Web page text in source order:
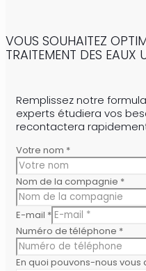
VOUS SOUHAITEZ
TRAITEMENT DES EAUX
Remplissez notre
experts étudiera vos
recontactera
Votre nom *
Nom de la compagnie *
E-mail *
Numéro de téléphone *
En quoi pouvons-nous vous